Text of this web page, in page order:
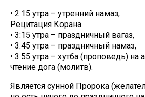
• 2:15 утра – утренний намаз,
Рецитация Корана.
• 3:15 утра – праздничный вагаз,
• 3:45 утра – праздничный намаз,
• 3:55 утра – хутба (проповедь)
чтение дога (молитв).
Является сунной Пророка